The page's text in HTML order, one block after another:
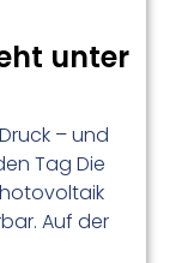
unter
– und
Tag Die
Auf der